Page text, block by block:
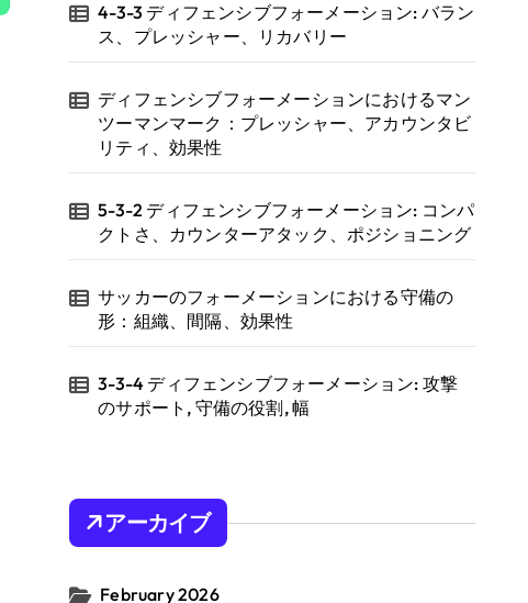
4-3-3 ディフェンシブフォーメーション: バラン
ス、プレッシャー、リカバリー
ディフェンシブフォーメーションにおけるマン
ツーマンマーク：プレッシャー、アカウンタビ
リティ、効果性
5-3-2 ディフェンシブフォーメーション: コンパ
クトさ、カウンターアタック、ポジショニング
サッカーのフォーメーションにおける守備の
形：組織、間隔、効果性
3-3-4 ディフェンシブフォーメーション: 攻撃
のサポート, 守備の役割, 幅
アーカイブ
February 2026